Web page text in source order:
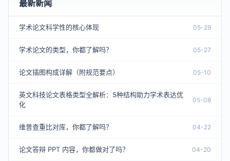
最新新闻
学术论文科学性的核心体现 05-29
学术论文的类型，你都了解吗？ 05-27
论文插图构成详解（附规范要点） 05-10
英文科技论文表格类型全解析：5种结构助力学术表达优
化
05-08
维普查重比对库，你都了解吗？ 04-22
论文答辩 PPT 内容，你都做对了吗？ 04-20